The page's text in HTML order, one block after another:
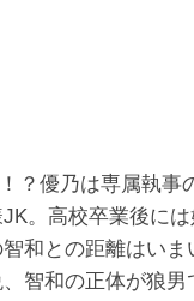
？優乃は専属執事
。高校卒業後に
和との距離はいま
智和の正体が狼男